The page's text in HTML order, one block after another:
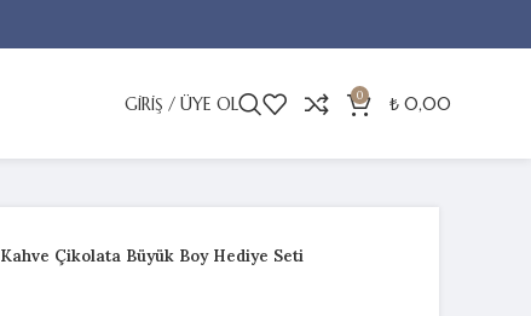
GIRIŞ / ÜYE OL 0 ₺ 0,00
Kahve Çikolata Büyük Boy Hediye Seti